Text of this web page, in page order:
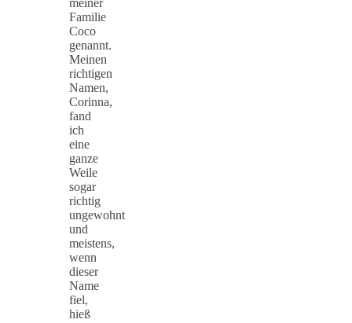
Familie
Coco
genannt.
Meinen
richtigen
Namen,
Corinna,
fand
ich
eine
ganze
Weile
sogar
richtig
ungewohnt
und
meistens,
wenn
dieser
Name
fiel,
hieß